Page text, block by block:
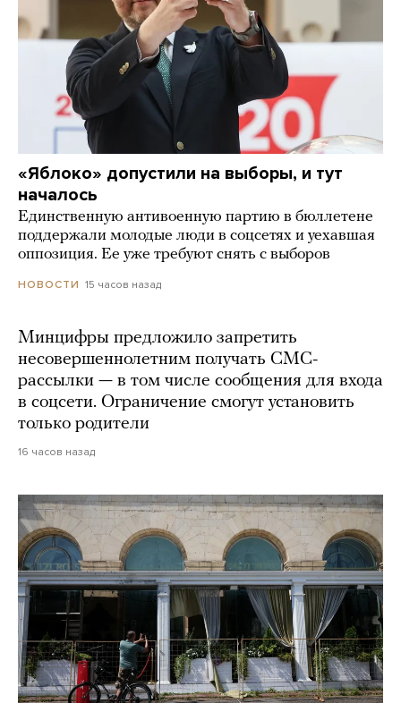
«Яблоко» допустили на выборы, и тут
началось
Единственную антивоенную партию в бюллетене
поддержали молодые люди в соцсетях и уехавшая
оппозиция. Ее уже требуют снять с выборов
НОВОСТИ 15 часов назад
Минцифры предложило запретить
несовершеннолетним получать СМС-
рассылки — в том числе сообщения для входа
в соцсети. Ограничение смогут установить
только родители
16 часов назад